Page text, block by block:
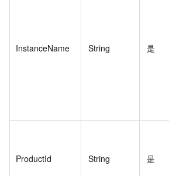
InstanceName String 是
ProductId String 是